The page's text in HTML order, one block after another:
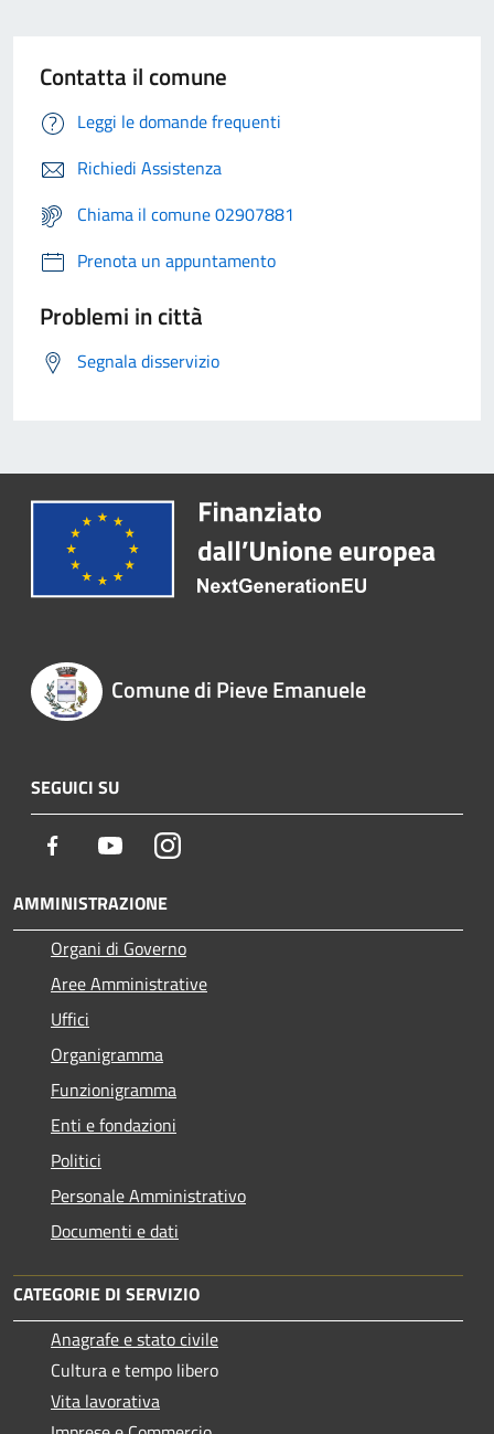
Contatta il comune
Leggi le domande frequenti
Richiedi Assistenza
Chiama il comune 02907881
Prenota un appuntamento
Problemi in città
Segnala disservizio
Comune di Pieve Emanuele
SEGUICI SU
Facebook YoutubeInstagram
AMMINISTRAZIONE
Organi di Governo
Aree Amministrative
Uffici
Organigramma
Funzionigramma
Enti e fondazioni
Politici
Personale Amministrativo
Documenti e dati
CATEGORIE DI SERVIZIO
Anagrafe e stato civile
Cultura e tempo libero
Vita lavorativa